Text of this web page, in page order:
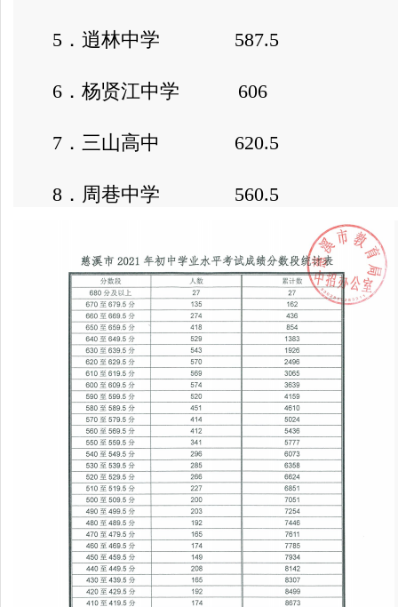
5．逍林中学 587.5
6．杨贤江中学 606
7．三山高中 620.5
8．周巷中学 560.5